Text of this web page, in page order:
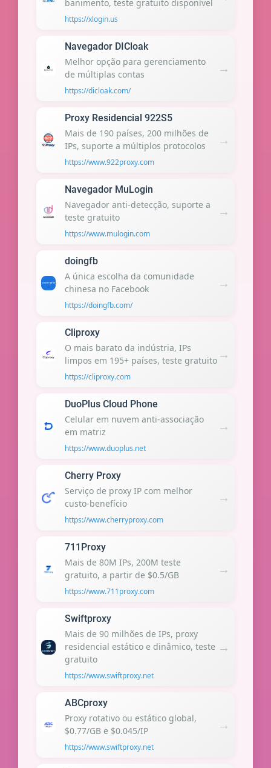
banimento, teste gratuito disponível
https://xlogin.us
Navegador DICloak
Melhor opção para gerenciamento
de múltiplas contas
https://dicloak.com/
→
Proxy Residencial 922S5
Mais de 190 países, 200 milhões de
IPs, suporte a múltiplos protocolos
https://www.922proxy.com
→
Navegador MuLogin
Navegador anti-detecção, suporte a
teste gratuito
https://www.mulogin.com
→
doingfb
A única escolha da comunidade
chinesa no Facebook
https://doingfb.com/
→
Cliproxy
O mais barato da indústria, IPs
limpos em 195+ países, teste gratuito
https://cliproxy.com
→
DuoPlus Cloud Phone
Celular em nuvem anti-associação
em matriz
https://www.duoplus.net
→
Cherry Proxy
Serviço de proxy IP com melhor
custo-benefício
https://www.cherryproxy.com
→
711Proxy
Mais de 80M IPs, 200M teste
gratuito, a partir de $0.5/GB
https://www.711proxy.com
→
Swiftproxy
Mais de 90 milhões de IPs, proxy
residencial estático e dinâmico, teste
gratuito
https://www.swiftproxy.net
→
ABCproxy
Proxy rotativo ou estático global,
$0.77/GB e $0.045/IP
https://www.swiftproxy.net
→